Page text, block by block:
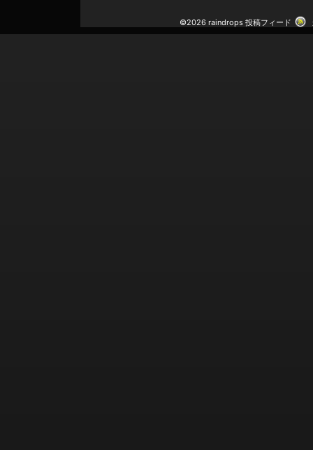
©2026 raindrops 投稿フィード